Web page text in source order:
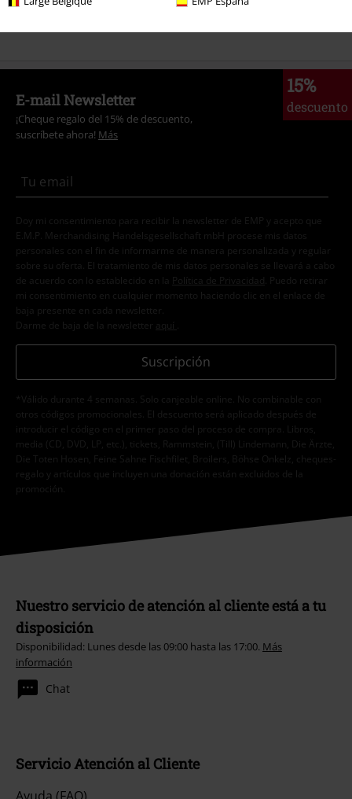
15%
descuento
E-mail Newsletter
¡Cheque regalo del 15% de descuento,
suscríbete ahora! Más
Doy mi consentimiento para recibir la newsletter de EMP y acepto que
E.M.P. Merchandising Handelsgesellschaft mbH procese mis datos
personales con el fin de informarme de manera personalizada y regular
sobre su oferta. El tratamiento de mis datos personales se llevará a cabo
de acuerdo con lo establecido en la
Política de Privacidad . Puedo retirar
mi consentimiento en cualquier momento haciendo clic en el enlace de
baja presente en cada newsletter.
Darme de baja de la newsletter
aquí
Suscripción
*Válido durante 4 semanas. Solo canjeable online. No combinable con
otros códigos promocionales. El descuento será aplicado después de
introducir el código en el primer paso del proceso de compra. Libros,
media (CD, DVD, LP, etc.), tickets, Rammstein, (Till) Lindemann, Die Ärzte,
Die Toten Hosen, Feine Sahne Fischfilet, Broilers, Böhse Onkelz, cheques-
regalo y artículos que incluyen una donación están excluidos de la
promoción.
Nuestro servicio de atención al cliente está a tu
disposición
Disponibilidad: Lunes desde las 09:00 hasta las 17:00. Más
información
Chat
Servicio Atención al Cliente